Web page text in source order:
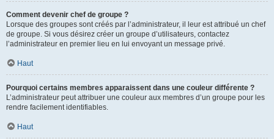
Comment devenir chef de groupe ?
Lorsque des groupes sont créés par l’administrateur, il leur est attribué un chef
de groupe. Si vous désirez créer un groupe d’utilisateurs, contactez
l’administrateur en premier lieu en lui envoyant un message privé.
Haut
Pourquoi certains membres apparaissent dans une couleur différente ?
L’administrateur peut attribuer une couleur aux membres d’un groupe pour les
rendre facilement identifiables.
Haut